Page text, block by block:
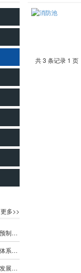
共 3 条记录 1 页
更多>>
坚守初心，砥砺前行！固泰未来深耕预制件领域，再创辉煌
品质无忧，售后保障！固泰完善售后体系让客户全程放心
绿色环保，合规生产！固泰践行绿色发展理念，守护生态环境